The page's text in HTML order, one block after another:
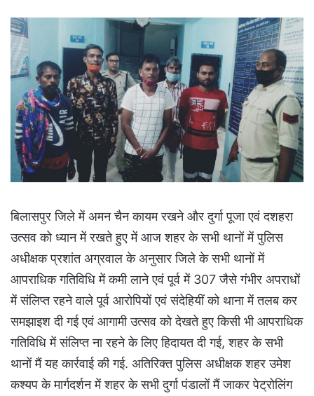
बिलासपुर जिले में अमन चैन कायम रखने और दुर्गा पूजा एवं दशहरा
उत्सव को ध्यान में रखते हुए में आज शहर के सभी थानों में पुलिस
अधीक्षक प्रशांत अग्रवाल के अनुसार जिले के सभी थानों में
आपराधिक गतिविधि में कमी लाने एवं पूर्व में 307 जैसे गंभीर अपराधों
में संलिप्त रहने वाले पूर्व आरोपियों एवं संदेहियीं को थाना में तलब कर
समझाइश दी गई एवं आगामी उत्सव को देखते हुए किसी भी आपराधिक
गतिविधि में संलिप्त ना रहने के लिए हिदायत दी गई, शहर के सभी
थानों मैं यह कार्रवाई की गई. अतिरिक्त पुलिस अधीक्षक शहर उमेश
कश्यप के मार्गदर्शन में शहर के सभी दुर्गा पंडालों मैं जाकर पेट्रोलिंग